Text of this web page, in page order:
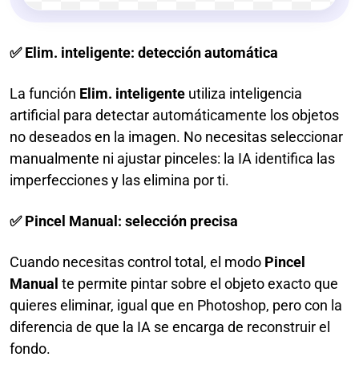
✅ Elim. inteligente: detección automática
La función Elim. inteligente utiliza inteligencia
artificial para detectar automáticamente los objetos
no deseados en la imagen. No necesitas seleccionar
manualmente ni ajustar pinceles: la IA identifica las
imperfecciones y las elimina por ti.
✅Pincel Manual: selección precisa
Cuando necesitas control total, el modo Pincel
Manual te permite pintar sobre el objeto exacto que
quieres eliminar, igual que en Photoshop, pero con la
diferencia de que la IA se encarga de reconstruir el
fondo.